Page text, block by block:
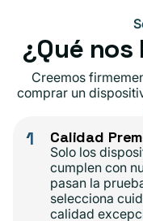
¿Qué
Creemos
comprar un
1 Calidad
Solo los
cumplen con
pasan la
selecciona
calidad